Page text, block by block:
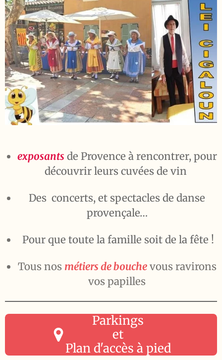
exposants de Provence à rencontrer, pour
découvrir leurs cuvées de vin
Des concerts, et spectacles de danse
provençale…
Pour que toute la famille soit de la fête !
Tous nos métiers de bouchevous ravirons
vos papilles
Parkings
et
Plan d'accès à pied